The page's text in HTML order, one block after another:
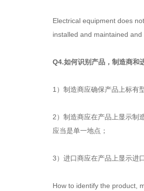
Electrical equipment does
installed and maintained
Q4.如何识别产品，制造商和
1）制造商应确保产品上标有
2）制造商应在产品上显示制
应当是单一地点；
3）进口商应在产品上显示进
How to identify the product,